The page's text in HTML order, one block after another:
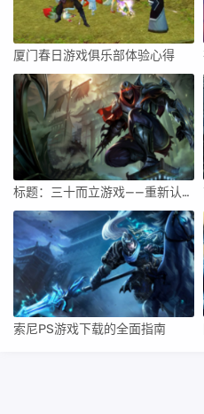
厦门春日游戏俱乐部体验心得
标题：三十而立游戏——重新认识生活，勇往直前的智慧冒险
索尼PS游戏下载的全面指南